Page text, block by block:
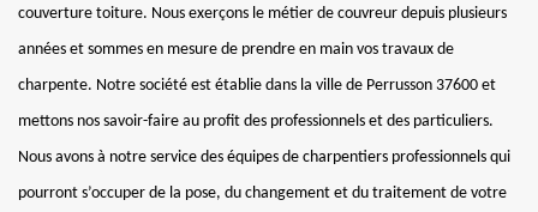
couverture toiture. Nous exerçons le métier de couvreur depuis plusieurs
années et sommes en mesure de prendre en main vos travaux de
charpente. Notre société est établie dans la ville de Perrusson 37600 et
mettons nos savoir-faire au profit des professionnels et des particuliers.
Nous avons à notre service des équipes de charpentiers professionnels qui
pourront s’occuper de la pose, du changement et du traitement de votre